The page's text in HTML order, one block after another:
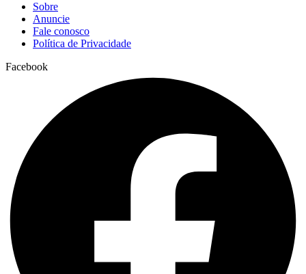
Sobre
Anuncie
Fale conosco
Política de Privacidade
Facebook